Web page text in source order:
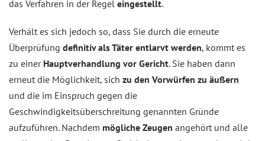
das Verfahren in der Regel eingestellt.
Verhält es sich jedoch so, dass Sie durch die erneute
Überprüfung definitiv als Täter entlarvt werden, kommt es
zu einer Hauptverhandlung vor Gericht. Sie haben dann
erneut die Möglichkeit, sich zu den Vorwürfen zu äußern
und die im Einspruch gegen die
Geschwindigkeitsüberschreitung genannten Gründe
aufzuführen. Nachdem mögliche Zeugen angehört und alle